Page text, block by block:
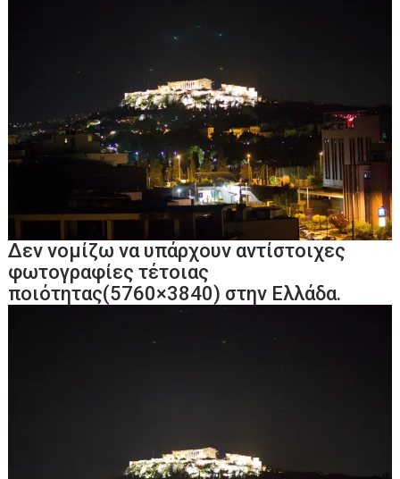
Δεν νομίζω να υπάρχουν αντίστοιχες
φωτογραφίες τέτοιας
ποιότητας(5760×3840) στην Ελλάδα.